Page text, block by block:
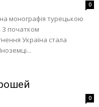
0
монографія турецькою
З початком
Україна стала
0